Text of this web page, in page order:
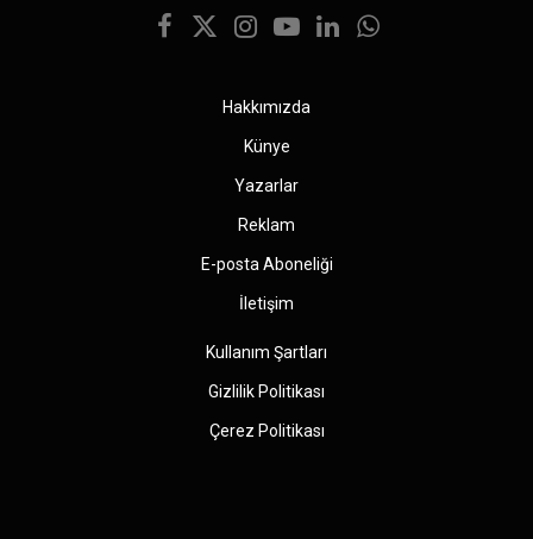
Facebook
X
Instagram
YouTubeLinkedInWhatsApp
Hakkımızda
Künye
Yazarlar
Reklam
E-posta Aboneliği
İletişim
Kullanım Şartları
Gizlilik Politikası
Çerez Politikası